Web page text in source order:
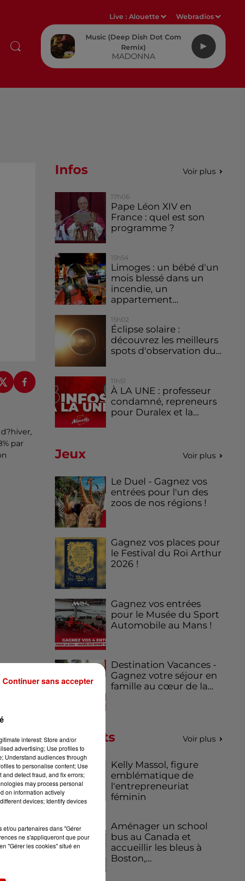
Live :Alouette Webradios
Music (deep Dish Dot Com
Remix)
MADONNA
par
Infos Voir plus
17h06
Pape Léon XIV en
France : quel est son
programme ?
15h54
Limoges : un bébé d'un
mois blessé dans un
incendie, un
appartement...
15h02
Éclipse solaire :
découvrez les meilleurs
spots d'observation du...
11h51
À LA UNE : professeur
condamné, repreneurs
pour Duralex et la...
Jeux Voir plus
Le Duel - Gagnez vos
entrées pour l'un des
zoos de nos régions !
Gagnez vos places pour
le Festival du Roi Arthur
2026 !
Gagnez vos entrées
pour le Musée du Sport
Automobile au Mans !
Destination Vacances -
Gagnez votre séjour en
famille au cœur de la...
Podcasts Voir plus
Kelly Massol, figure
emblématique de
l'entrepreneuriat
féminin
Aménager un school
bus au Canada et
accueillir les bleus à
Boston,...
interest: Store and/or
advertising; Use profiles to
Understand audiences through
to personalise content; Use
detect fraud, and fix errors;
may process personal
on information actively
devices; Identify devices
et/ou partenaires dans "Gérer
ne s'appliqueront que pour
"Gérer les cookies" situé en
Continuer sans accepter